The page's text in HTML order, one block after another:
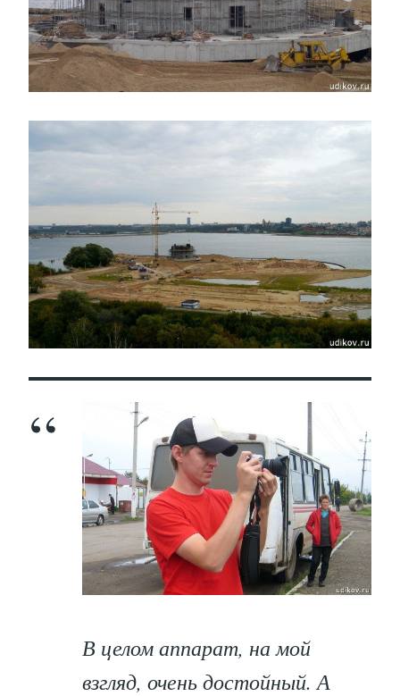
В целом аппарат, на мой
взгляд, очень достойный. А